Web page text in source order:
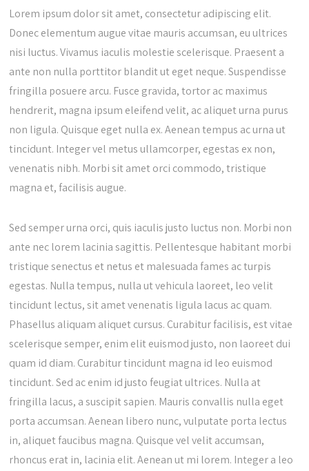
Lorem ipsum dolor sit amet, consectetur adipiscing elit.
Donec elementum augue vitae mauris accumsan, eu ultrices
nisi luctus. Vivamus iaculis molestie scelerisque. Praesent a
ante non nulla porttitor blandit ut eget neque. Suspendisse
fringilla posuere arcu. Fusce gravida, tortor ac maximus
hendrerit, magna ipsum eleifend velit, ac aliquet urna purus
non ligula. Quisque eget nulla ex. Aenean tempus ac urna ut
tincidunt. Integer vel metus ullamcorper, egestas ex non,
venenatis nibh. Morbi sit amet orci commodo, tristique
magna et, facilisis augue.
Sed semper urna orci, quis iaculis justo luctus non. Morbi non
ante nec lorem lacinia sagittis. Pellentesque habitant morbi
tristique senectus et netus et malesuada fames ac turpis
egestas. Nulla tempus, nulla ut vehicula laoreet, leo velit
tincidunt lectus, sit amet venenatis ligula lacus ac quam.
Phasellus aliquam aliquet cursus. Curabitur facilisis, est vitae
scelerisque semper, enim elit euismod justo, non laoreet dui
quam id diam. Curabitur tincidunt magna id leo euismod
tincidunt. Sed ac enim id justo feugiat ultrices. Nulla at
fringilla lacus, a suscipit sapien. Mauris convallis nulla eget
porta accumsan. Aenean libero nunc, vulputate porta lectus
in, aliquet faucibus magna. Quisque vel velit accumsan,
rhoncus erat in, lacinia elit. Aenean ut mi lorem. Integer a leo